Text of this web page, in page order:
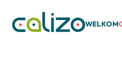
WELKOM